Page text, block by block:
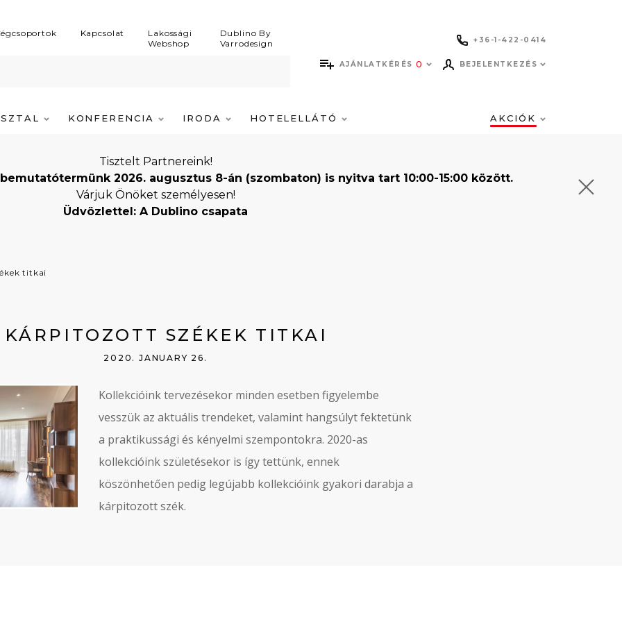
Kapcsolat
Lakossági
Webshop
Dublino By
Varrodesign
+36-1-422-0414
AJÁNLATKÉRÉS 0 BEJELENTKEZÉS
KONFERENCIA IRODA HOTELELLÁTÓ AKCIÓK
Tisztelt Partnereink!
bemutatótermünk 2026. augusztus 8-án (szombaton) is nyitva tart 10:00-15:00 között.
Várjuk Önöket személyesen!
Üdvözlettel: A Dublino csapata
titkai
SZÉKEK TITKAI
2020. JANUARY 26.
Kollekcióink tervezésekor minden esetben figyelembe
vesszük az aktuális trendeket, valamint hangsúlyt fektetünk
a praktikussági és kényelmi szempontokra. 2020-as
kollekcióink születésekor is így tettünk, ennek
köszönhetően pedig legújabb kollekcióink gyakori darabja a
kárpitozott szék.